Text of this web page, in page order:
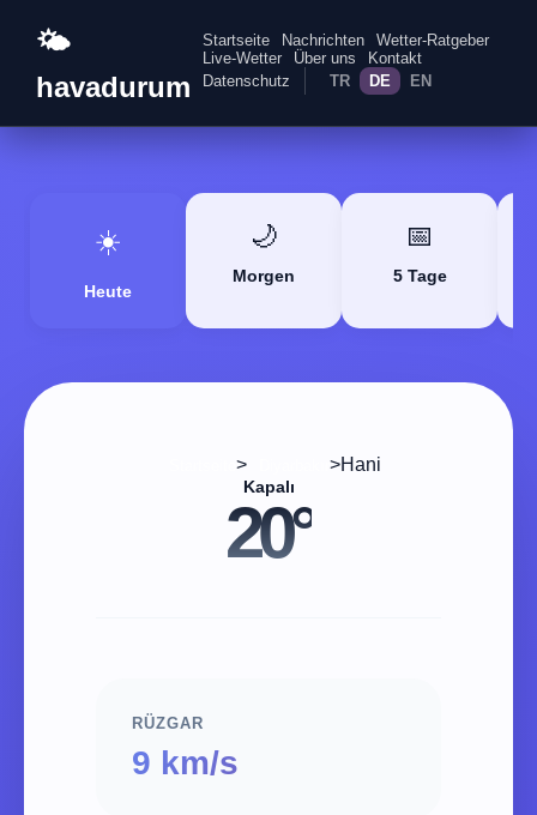
🌤️
havadurum
Startseite Nachrichten
Wetter-Ratgeber
Live-Wetter
Über uns
Kontakt
Datenschutz
TR DE EN
☀️
Heute
🌙
Morgen
📅
5 Tage
> >Hani
Kapalı
20°
RÜZGAR
9 km/s